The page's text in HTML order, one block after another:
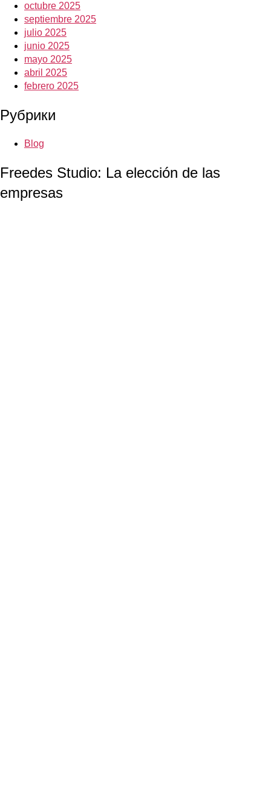
octubre 2025
septiembre 2025
julio 2025
junio 2025
mayo 2025
abril 2025
febrero 2025
Рубрики
Blog
Freedes Studio: La elección de las
empresas